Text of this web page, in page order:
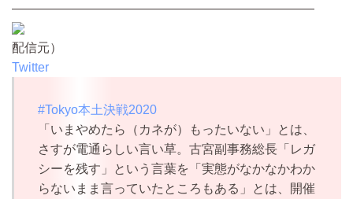
————————————————————————
配信元）
Twitter
#Tokyo本土決戦2020
「いまやめたら（カネが）もったいない」とは、
さすが電通らしい言い草。古宮副事務総長「レガ
シーを残す」という言葉を「実態がなかなかわか
らないまま言っていたところもある」とは、開催